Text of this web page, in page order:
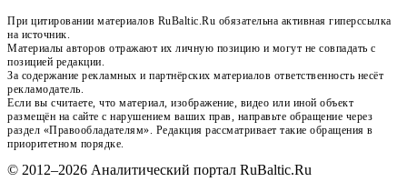
При цитировании материалов RuBaltic.Ru обязательна активная гиперссылка
на источник.
Материалы авторов отражают их личную позицию и могут не совпадать с
позицией редакции.
За содержание рекламных и партнёрских материалов ответственность несёт
рекламодатель.
Если вы считаете, что материал, изображение, видео или иной объект
размещён на сайте с нарушением ваших прав, направьте обращение через
раздел «Правообладателям». Редакция рассматривает такие обращения в
приоритетном порядке.
© 2012–2026 Аналитический портал RuBaltic.Ru